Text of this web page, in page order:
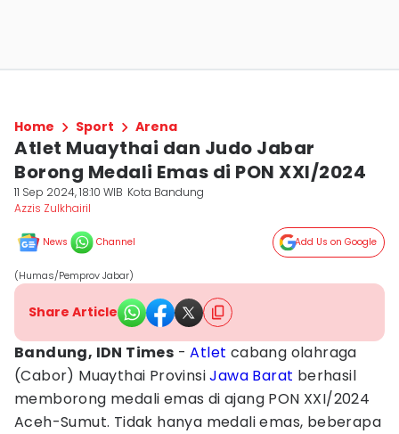
Home Sport Arena
Atlet Muaythai dan Judo Jabar
Borong Medali Emas di PON XXI/2024
11 Sep 2024, 18:10 WIB Kota Bandung
Azzis Zulkhairil
News Channel Add Us on Google
(Humas/Pemprov Jabar)
Share Article
Bandung, IDN Times -Atlet cabang olahraga
(Cabor) Muaythai ProvinsiJawa Barat berhasil
memborong medali emas di ajang PON XXI/2024
Aceh-Sumut. Tidak hanya medali emas, beberapa